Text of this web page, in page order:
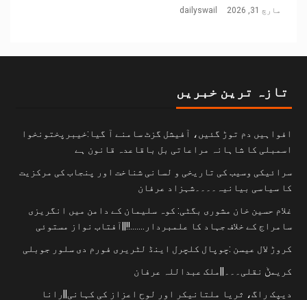
مارچ 31, 2026 dailyswail
تازہ ترین خبریں
افواہیں دم توڑ گئیں، آفیشل گزٹ سامنے آ گیا:خیبرپختونخوا
اسمبلی کا شاہانہ مراعاتی بل باقاعدہ قانون ہے
سرائیکی وسیب کی تاریخی و لسانی شناخت اور پنجاب کی مرکزیت
کا سیاسی بیانیہ۔۔۔۔شہزاد عرفان
غلام حسین خان مشوری بگٹی: کوہ سلیمان کے دامن میں انگریزی
سامراج کے خلاف جہاد کا علمبردار…….!!||آفتاب نواز مستوئی
کروڑ لال عیسن :چوپال کلچرل اینڈ لٹریری فورم دی سلور جوبلی
کریمݨ نقلی۔۔۔||ملک عبداللہ عرفان
دیپک راگ، ثریا ملتانیکر اور لوح اعزاز کی کہانی||رانا